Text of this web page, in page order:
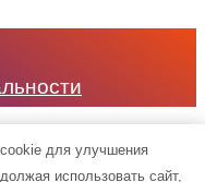
для улучшения
использовать сайт,